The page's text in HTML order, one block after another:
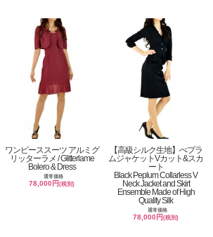
ワンピーススーツ アルミグ
リッターラメ / Glitterlame
Bolero & Dress
通常価格
78,000円(税別)
【高級シルク生地】ぺプラ
ムジャケットVカット&スカ
ート
Black Peplum Collarless V
Neck Jacket and Skirt
Ensemble Made of High
Quality Silk
通常価格
78,000円(税別)